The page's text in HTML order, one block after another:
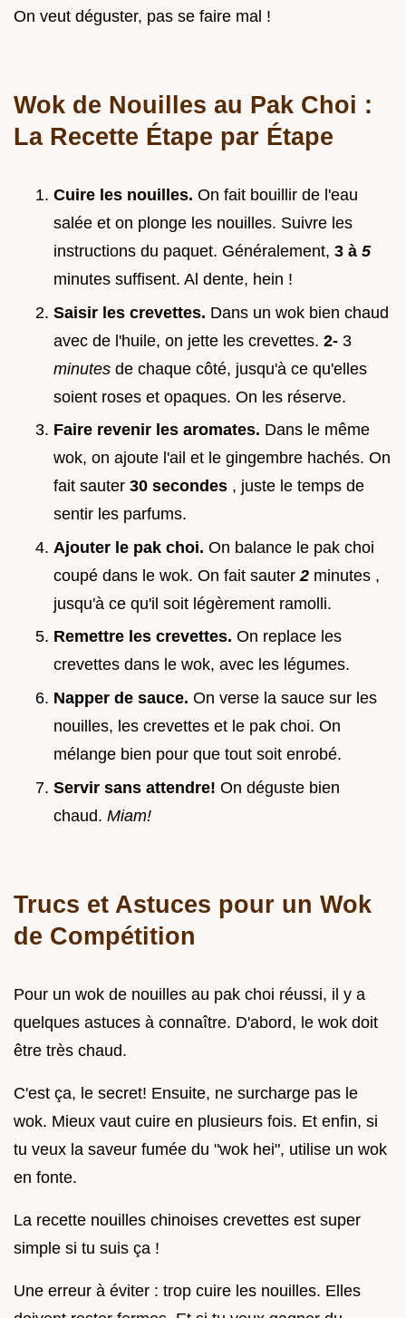
On veut déguster, pas se faire mal !
Wok de Nouilles au Pak Choi :
La Recette Étape par Étape
Cuire les nouilles. On fait bouillir de l'eau
salée et on plonge les nouilles. Suivre les
instructions du paquet. Généralement, 3 à 5
minutes suffisent. Al dente, hein !
Saisir les crevettes. Dans un wok bien chaud
avec de l'huile, on jette les crevettes. 2- 3
minutes de chaque côté, jusqu'à ce qu'elles
soient roses et opaques. On les réserve.
Faire revenir les aromates. Dans le même
wok, on ajoute l'ail et le gingembre hachés. On
fait sauter 30 secondes , juste le temps de
sentir les parfums.
Ajouter le pak choi. On balance le pak choi
coupé dans le wok. On fait sauter 2 minutes ,
jusqu'à ce qu'il soit légèrement ramolli.
Remettre les crevettes. On replace les
crevettes dans le wok, avec les légumes.
Napper de sauce. On verse la sauce sur les
nouilles, les crevettes et le pak choi. On
mélange bien pour que tout soit enrobé.
Servir sans attendre! On déguste bien
chaud. Miam!
Trucs et Astuces pour un Wok
de Compétition
Pour un wok de nouilles au pak choi réussi, il y a
quelques astuces à connaître. D'abord, le wok doit
être très chaud.
C'est ça, le secret! Ensuite, ne surcharge pas le
wok. Mieux vaut cuire en plusieurs fois. Et enfin, si
tu veux la saveur fumée du "wok hei", utilise un wok
en fonte.
La recette nouilles chinoises crevettes est super
simple si tu suis ça !
Une erreur à éviter : trop cuire les nouilles. Elles